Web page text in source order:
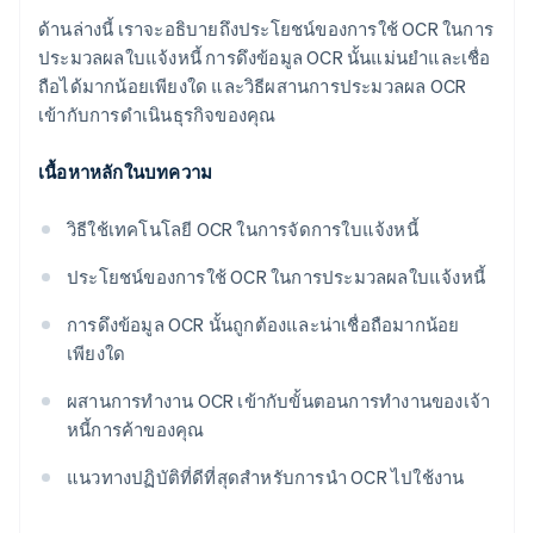
ด้านล่างนี้ เราจะอธิบายถึงประโยชน์ของการใช้ OCR ในการ
ประมวลผลใบแจ้งหนี้ การดึงข้อมูล OCR นั้นแม่นยําและเชื่อ
ถือได้มากน้อยเพียงใด และวิธีผสานการประมวลผล OCR
เข้ากับการดําเนินธุรกิจของคุณ
เนื้อหาหลักในบทความ
วิธีใช้เทคโนโลยี OCR ในการจัดการใบแจ้งหนี้
ประโยชน์ของการใช้ OCR ในการประมวลผลใบแจ้งหนี้
การดึงข้อมูล OCR นั้นถูกต้องและน่าเชื่อถือมากน้อย
เพียงใด
ผสานการทํางาน OCR เข้ากับขั้นตอนการทํางานของเจ้า
หนี้การค้าของคุณ
แนวทางปฏิบัติที่ดีที่สุดสําหรับการนํา OCR ไปใช้งาน